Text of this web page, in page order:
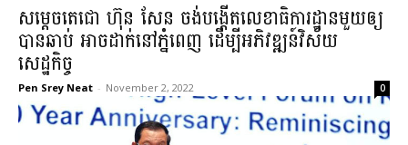
សម្ដេចតេជោ ហ៊ុន សែន ចង់បង្កើតលេខាធិការដ្ឋានមួយឲ្យ
បានឆាប់ អាចដាក់នៅភ្នំពេញ ដើម្បីអភិវឌ្ឍន៍វិស័យ
សេដ្ឋកិច្ច
Pen Srey Neat - November 2, 2022 0